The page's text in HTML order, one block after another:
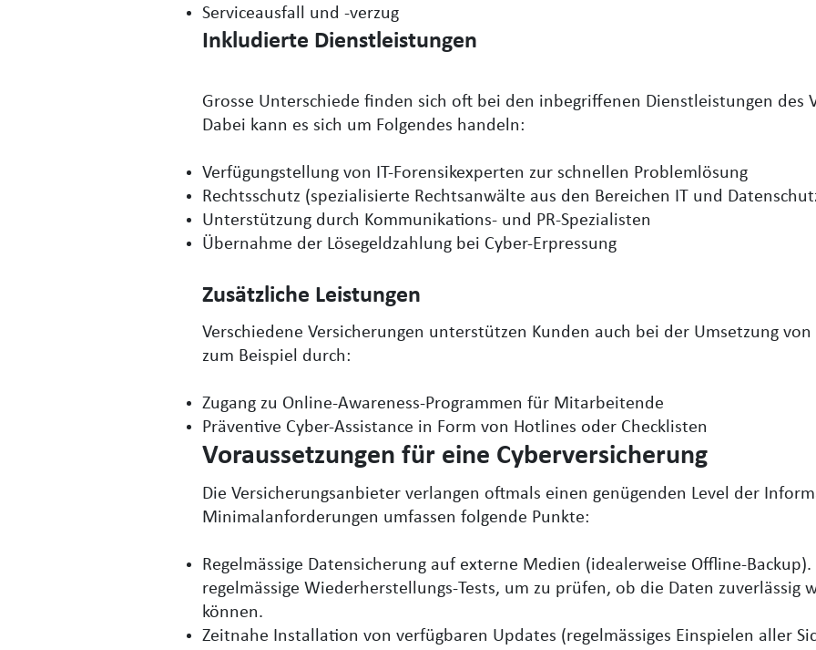
Serviceausfall und -verzug
Inkludierte Dienstleistungen
Grosse Unterschiede finden sich oft bei den inbegriffenen Dienstleistungen des
Dabei kann es sich um Folgendes handeln:
Verfügungstellung von IT-Forensikexperten zur schnellen Problemlösung
Rechtsschutz (spezialisierte Rechtsanwälte aus den Bereichen IT und
Unterstützung durch Kommunikations- und PR-Spezialisten
Übernahme der Lösegeldzahlung bei Cyber-Erpressung
Zusätzliche Leistungen
Verschiedene Versicherungen unterstützen Kunden auch bei der Umsetzung
zum Beispiel durch:
Zugang zu Online-Awareness-Programmen für Mitarbeitende
Präventive Cyber-Assistance in Form von Hotlines oder Checklisten
Voraussetzungen für eine Cyberversicherung
Die Versicherungsanbieter verlangen oftmals einen genügenden Level der
Minimalanforderungen umfassen folgende Punkte:
Regelmässige Datensicherung auf externe Medien (idealerweise Offline-
regelmässige Wiederherstellungs-Tests, um zu prüfen, ob die Daten zuverlässig
können.
Zeitnahe Installation von verfügbaren Updates (regelmässiges Einspielen aller